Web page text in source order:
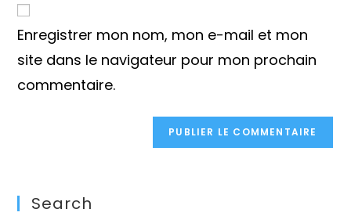
votre
site
(facultatif)
Enregistrer mon nom, mon e-mail et mon
site dans le navigateur pour mon prochain
commentaire.
Search